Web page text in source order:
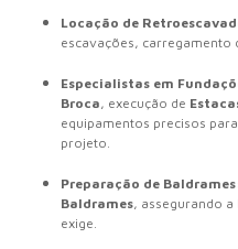
Locação de
escavações, carregamento
Especialistas em
Broca, execução de
equipamentos precisos
projeto.
Preparação de
Baldrames, assegurando
exige.